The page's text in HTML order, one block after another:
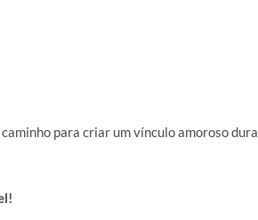
caminho para criar um vínculo amoroso